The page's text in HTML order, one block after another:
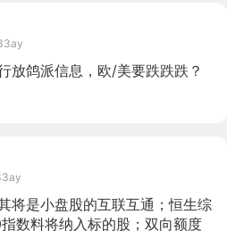
放鸽派信息，欧/美要跌跌跌？
将是小盘股的互联互通；恒生综
数料将纳入标的股；双向额度